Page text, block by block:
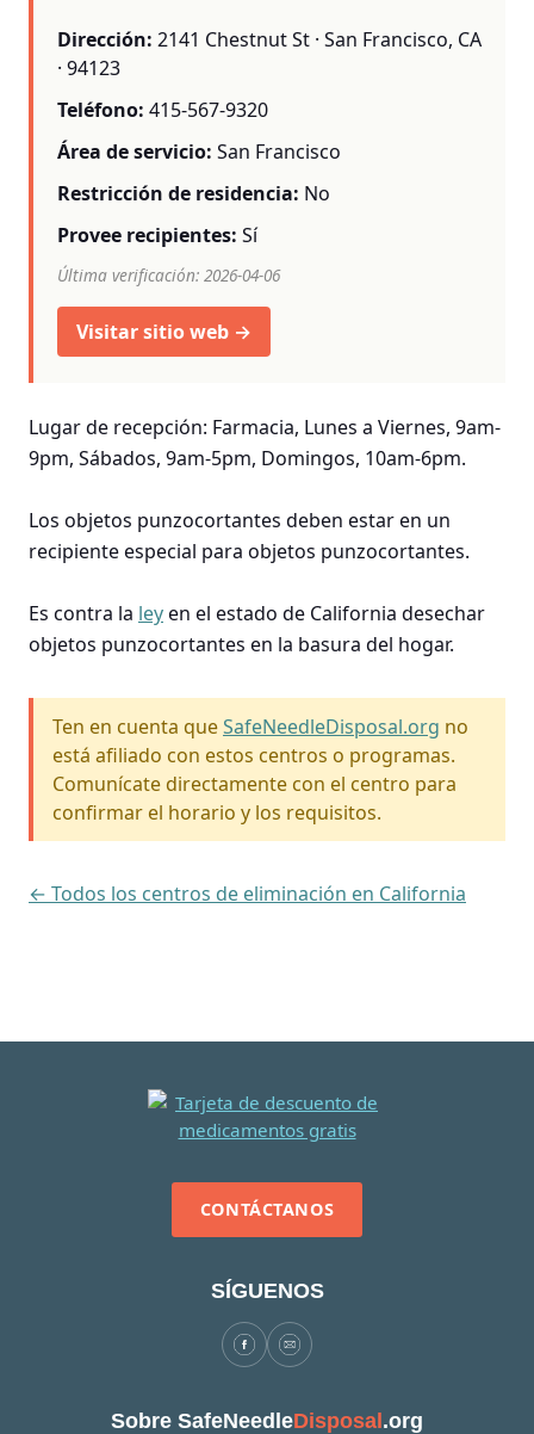
Dirección: 2141 Chestnut St · San Francisco, CA
· 94123
Teléfono: 415-567-9320
Área de servicio: San Francisco
Restricción de residencia: No
Provee recipientes: Sí
Última verificación: 2026-04-06
Visitar sitio web →
Lugar de recepción: Farmacia, Lunes a Viernes, 9am-
9pm, Sábados, 9am-5pm, Domingos, 10am-6pm.
Los objetos punzocortantes deben estar en un
recipiente especial para objetos punzocortantes.
Es contra la leyen el estado de California desechar
objetos punzocortantes en la basura del hogar.
Ten en cuenta queSafeNeedleDisposal.org no
está afiliado con estos centros o programas.
Comunícate directamente con el centro para
confirmar el horario y los requisitos.
← Todos los centros de eliminación en California
CONTÁCTANOS
SÍGUENOS
Sobre SafeNeedleDisposal.org